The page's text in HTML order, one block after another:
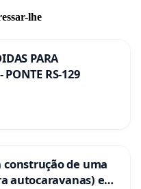
lhe
PARA
PONTE RS-129
de uma
autocaravanas) em